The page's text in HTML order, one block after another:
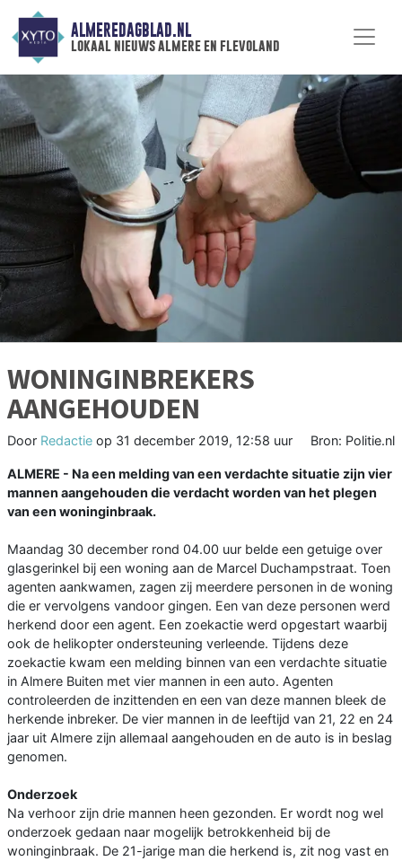
ALMEREDAGBLAD.NL
lokaal nieuws almere en flevoland
WONINGINBREKERS
AANGEHOUDEN
Door Redactie op 31 december 2019, 12:58 uur Bron: Politie.nl
ALMERE - Na een melding van een verdachte situatie zijn vier
mannen aangehouden die verdacht worden van het plegen
van een woninginbraak.
Maandag 30 december rond 04.00 uur belde een getuige over
glasgerinkel bij een woning aan de Marcel Duchampstraat. Toen
agenten aankwamen, zagen zij meerdere personen in de woning
die er vervolgens vandoor gingen. Een van deze personen werd
herkend door een agent. Een zoekactie werd opgestart waarbij
ook de helikopter ondersteuning verleende. Tijdens deze
zoekactie kwam een melding binnen van een verdachte situatie
in Almere Buiten met vier mannen in een auto. Agenten
controleerden de inzittenden en een van deze mannen bleek de
herkende inbreker. De vier mannen in de leeftijd van 21, 22 en 24
jaar uit Almere zijn allemaal aangehouden en de auto is in beslag
genomen.
Onderzoek
Na verhoor zijn drie mannen heen gezonden. Er wordt nog wel
onderzoek gedaan naar mogelijk betrokkenheid bij de
woninginbraak. De 21-jarige man die herkend is, zit nog vast en